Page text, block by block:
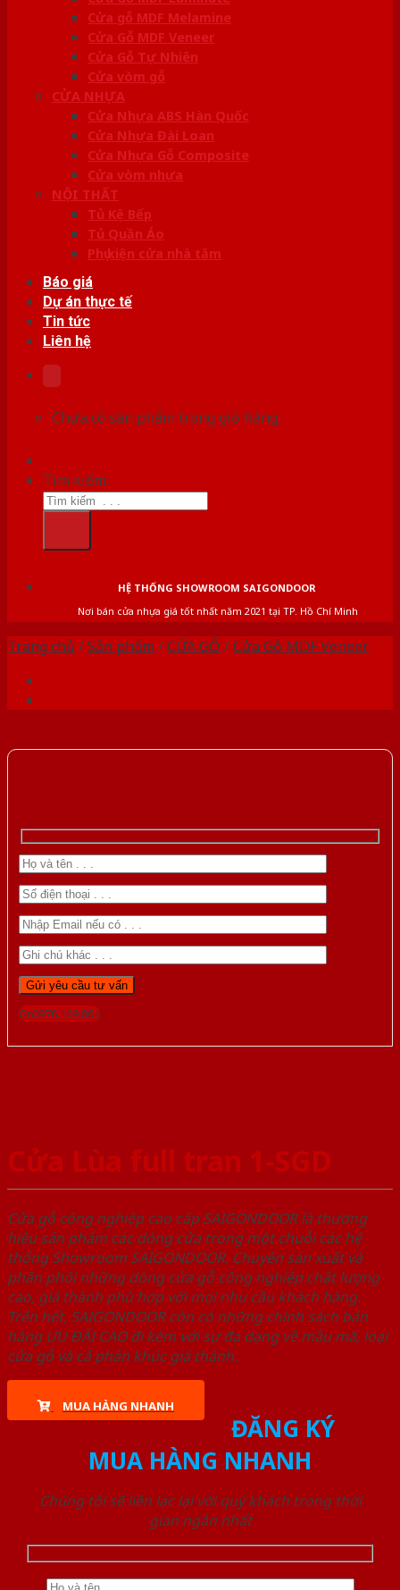
Cửa gỗ MDF Melamine
Cửa Gỗ MDF Veneer
Cửa Gỗ Tự Nhiên
Cửa vòm gỗ
CỬA NHỰA
Cửa Nhựa ABS Hàn Quốc
Cửa Nhựa Đài Loan
Cửa Nhựa Gỗ Composite
Cửa vòm nhựa
NỘI THẤT
Tủ Kệ Bếp
Tủ Quần Áo
Phụ kiện cửa nhà tắm
Báo giá
Dự án thực tế
Tin tức
Liên hệ
Chưa có sản phẩm trong giỏ hàng.
Tìm kiếm:
HỆ THỐNG SHOWROOM SAIGONDOOR
Nơi bán cửa nhựa giá tốt nhất năm 2021 tại TP. Hồ Chí Minh
Trang chủ /Sản phẩm /CỬA GỖ /Cửa Gỗ MDF Veneer
Gọi 0976.169.864
Cửa Lùa full tran 1-SGD
Cửa gỗ công nghiệp cao cấp SAIGONDOOR là thương
hiệu sản phẩm các dòng cửa trong một chuỗi các hệ
thống Showroom SAIGONDOOR. Chuyên sản xuất và
phân phối những dòng cửa gỗ công nghiệp chất lượng
cao, giá thành phù hợp với mọi nhu cầu khách hàng.
Trên hết, SAIGONDOOR còn có những chính sách bán
hàng ƯU ĐÃI CAO đi kèm với sự đa dạng về mẫu mã, loại
cửa gỗ và cả phân khúc giá thành.
MUA HÀNG NHANH
ĐĂNG KÝ
MUA HÀNG NHANH
Chúng tôi sẽ liên lạc lại với quý khách trong thời
gian ngắn nhất